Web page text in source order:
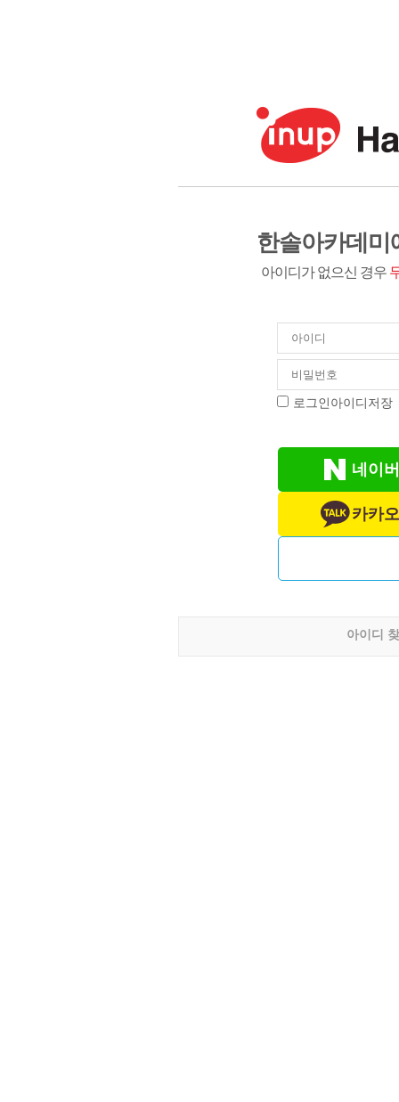
한솔아카데미
아이디가 없으신 경우
로그인아이디저장
네이
카카
아이디